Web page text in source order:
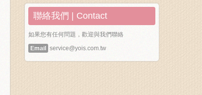
聯絡我們 | Contact
如果您有任何問題，歡迎與我們聯絡
Email
service@yois.com.tw